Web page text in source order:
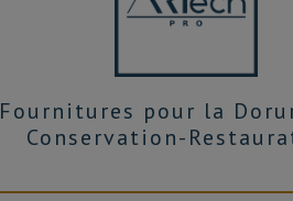
Fournitures pour la
Conservation-